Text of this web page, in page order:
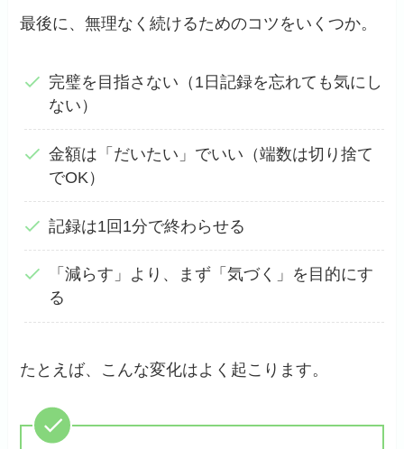
最後に、無理なく続けるためのコツをいくつか。
完璧を目指さない（1日記録を忘れても気にし
ない）
金額は「だいたい」でいい（端数は切り捨て
でOK）
記録は1回1分で終わらせる
「減らす」より、まず「気づく」を目的にす
る
たとえば、こんな変化はよく起こります。